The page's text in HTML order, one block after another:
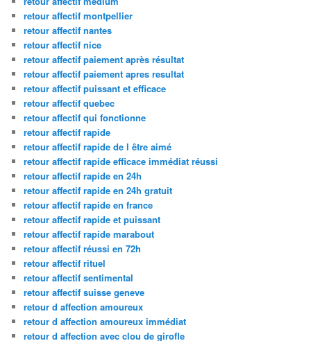
retour affectif montpellier
retour affectif nantes
retour affectif nice
retour affectif paiement après résultat
retour affectif paiement apres resultat
retour affectif puissant et efficace
retour affectif quebec
retour affectif qui fonctionne
retour affectif rapide
retour affectif rapide de l être aimé
retour affectif rapide efficace immédiat réussi
retour affectif rapide en 24h
retour affectif rapide en 24h gratuit
retour affectif rapide en france
retour affectif rapide et puissant
retour affectif rapide marabout
retour affectif réussi en 72h
retour affectif rituel
retour affectif sentimental
retour affectif suisse geneve
retour d affection amoureux
retour d affection amoureux immédiat
retour d affection avec clou de girofle